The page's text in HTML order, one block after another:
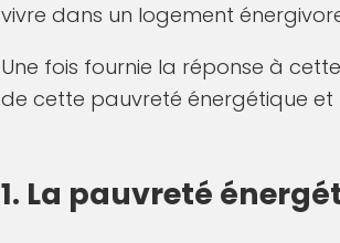
vivre dans un logement
Une fois fournie la réponse à
de cette pauvreté énergétique et
1. La pauvreté